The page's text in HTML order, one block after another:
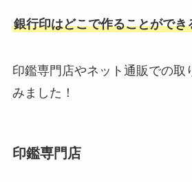
銀行印はどこで作ることができ
印鑑専門店やネット通販での取
みました！
印鑑専門店